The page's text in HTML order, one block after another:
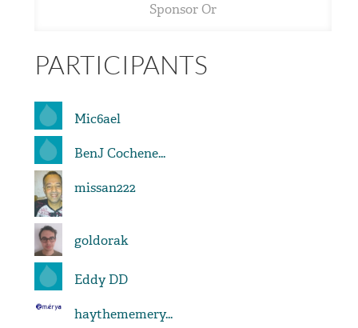
Sponsor Or
PARTICIPANTS
Mic6ael
BenJ Cochene...
missan222
goldorak
Eddy DD
haythememery...